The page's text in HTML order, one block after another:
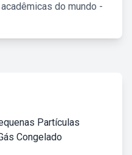
do mundo -
Partículas
Congelado